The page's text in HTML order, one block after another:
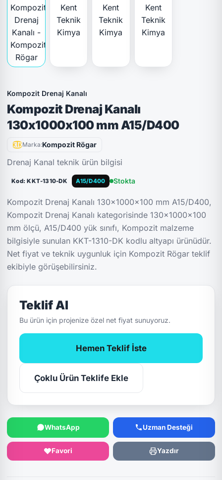
Kompozit Drenaj Kanalı
Kompozit Drenaj Kanalı
130x1000x100 mm A15/D400
Marka:Kompozit Rögar
Drenaj Kanal teknik ürün bilgisi
Kod: KKT-1310-DK A15/D400 Stokta
Kompozit Drenaj Kanalı 130x1000x100 mm A15/D400,
Kompozit Drenaj Kanalı kategorisinde 130x1000x100
mm ölçü, A15/D400 yük sınıfı, Kompozit malzeme
bilgisiyle sunulan KKT-1310-DK kodlu altyapı ürünüdür.
Net fiyat ve teknik uygunluk için Kompozit Rögar teklif
ekibiyle görüşebilirsiniz.
Teklif Al
Bu ürün için projenize özel net fiyat sunuyoruz.
Hemen Teklif İste
Çoklu Ürün Teklife Ekle
WhatsApp Uzman Desteği
Favori Yazdır